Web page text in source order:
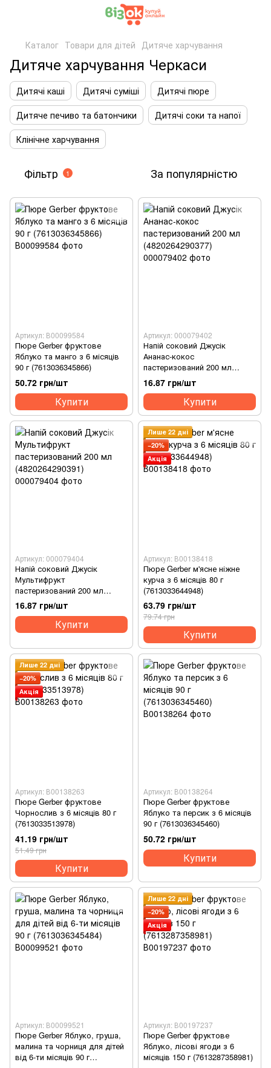
Каталог Товари для дітей Дитяче харчування
Дитяче харчування Черкаси
Дитячі каші Дитячі суміші
Дитячі пюре
Дитяче печиво та батончики
Дитячі соки та напої
Клінічне харчування
Фільтр 1 За популярністю
Артикул: В00099584
Пюре Gerber фруктове
Яблуко та манго з 6 місяців
90 г (7613036345866)
50.72 грн/шт
Купити
Артикул: 000079402
Напій соковий Джусік
Ананас-кокос
пастеризований 200 мл
(4820264290377)
16.87 грн/шт
Купити
Артикул: 000079404
Напій соковий Джусік
Мультифрукт
пастеризований 200 мл
(4820264290391)
16.87 грн/шт
Купити
Лише 22 дні
−20%
Акція
Артикул: В00138418
Пюре Gerber м'ясне ніжне
курча з 6 місяців 80 г
(7613033644948)
63.79 грн/шт
79.74 грн
Купити
Лише 22 дні
−20%
Акція
Артикул: В00138263
Пюре Gerber фруктове
Чорнослив з 6 місяців 80 г
(7613033513978)
41.19 грн/шт
51.49 грн
Купити
Артикул: В00138264
Пюре Gerber фруктове
Яблуко та персик з 6 місяців
90 г (7613036345460)
50.72 грн/шт
Купити
Артикул: В00099521
Пюре Gerber Яблуко, груша,
малина та чорниця для дітей
від 6-ти місяців 90 г
Лише 22 дні
−20%
Акція
Артикул: В00197237
Пюре Gerber фруктове
Яблуко, лісові ягоди з 6
місяців 150 г (7613287358981)